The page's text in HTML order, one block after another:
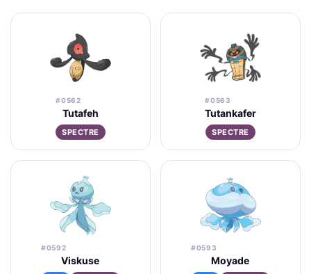
#0562
Tutafeh
SPECTRE
#0563
Tutankafer
SPECTRE
#0592
Viskuse
#0593
Moyade